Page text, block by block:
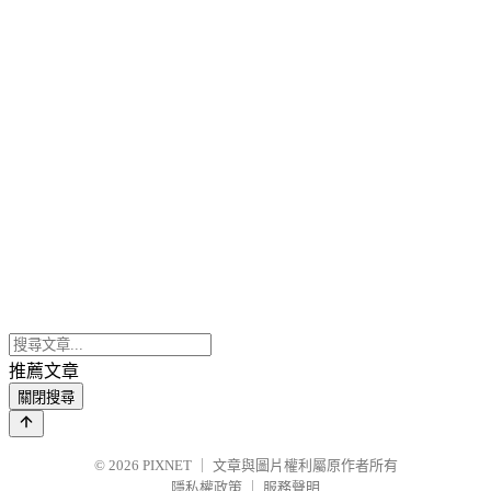
推薦文章
關閉搜尋
© 2026 PIXNET
文章與圖片權利屬原作者所有
隱私權政策
服務聲明